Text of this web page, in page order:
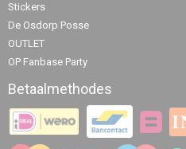
Stickers
De Osdorp Posse
OUTLET
OP Fanbase Party
Betaalmethodes